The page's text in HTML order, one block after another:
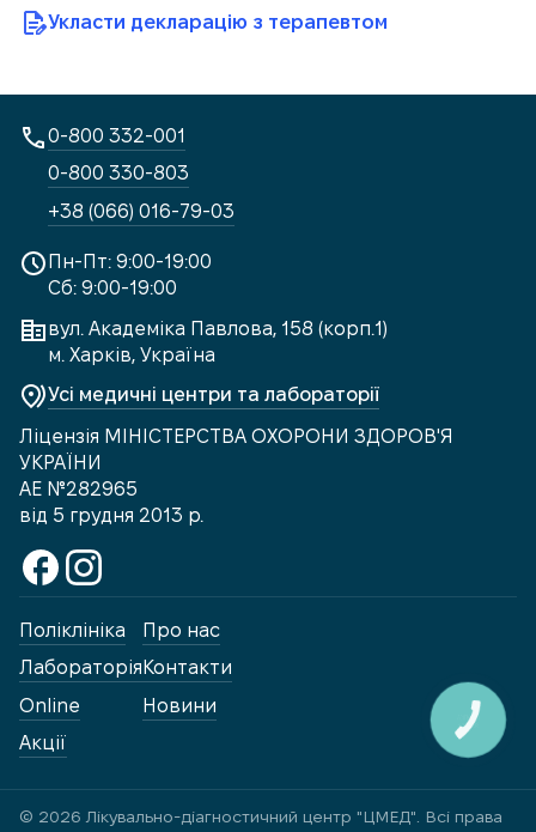
Укласти декларацію з терапевтом
Пн-Пт: 9:00-19:00
Сб: 9:00-19:00
вул. Академіка Павлова, 158 (корп.1)
м. Харків, Україна
Усі медичні центри та лабораторії
Ліцензія МІНІСТЕРСТВА ОХОРОНИ ЗДОРОВ'Я
УКРАЇНИ
АЕ №282965
від 5 грудня 2013 р.
0-800 332-001
0-800 330-803
+38 (066) 016-79-03
Поліклініка
Лабораторія
Online
Акції
Про нас
Контакти
Новини
© 2026 Лікувально-діагностичний центр "ЦМЕД". Всі права
КНОПКА
ЗВ'ЯЗКУ